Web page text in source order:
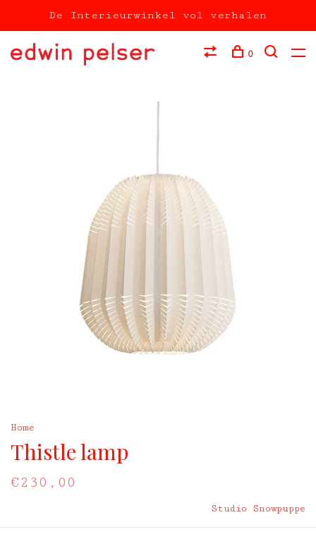
De Interieurwinkel vol verhalen
0
Home
Thistle lamp
€230,00
Studio Snowpuppe